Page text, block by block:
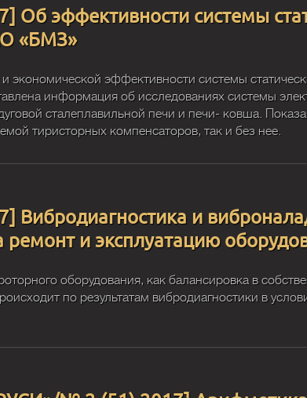
Об эффективности системы
«БМЗ»
экономической эффективности системы
информация об исследованиях системы
сталеплавильной печи и печи- ковша.
тиристорных компенсаторов, так и без нее.
Вибродиагностика и
ремонт и эксплуатацию
оборудования, как балансировка в
по результатам вибродиагностики в